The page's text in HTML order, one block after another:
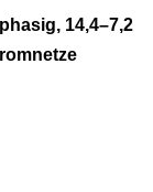
14,4–7,2